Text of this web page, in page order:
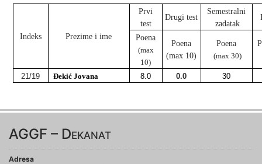
Indeks Prezime i ime
Prvi
test
Drugi test
Semestralni
zadatak
Poena
(max
10)
Poena
(max 10)
Poena
(max 30)
21/19 Đekić Jovana 8.0 0.0 30
AGGF – Dekanat
Adresa